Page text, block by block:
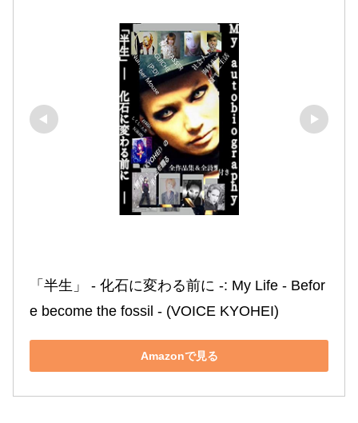
「半生」 ‐ 化石に変わる前に ‐: My Life ‐ Befor
e become the fossil ‐ (VOICE KYOHEI)
Amazonで見る